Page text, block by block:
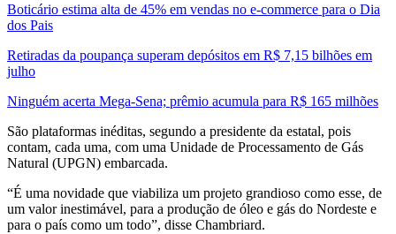
Boticário estima alta de 45% em vendas no e-commerce para o Dia
dos Pais
Retiradas da poupança superam depósitos em R$ 7,15 bilhões em
julho
Ninguém acerta Mega-Sena; prêmio acumula para R$ 165 milhões
São plataformas inéditas, segundo a presidente da estatal, pois
contam, cada uma, com uma Unidade de Processamento de Gás
Natural (UPGN) embarcada.
“É uma novidade que viabiliza um projeto grandioso como esse, de
um valor inestimável, para a produção de óleo e gás do Nordeste e
para o país como um todo”, disse Chambriard.